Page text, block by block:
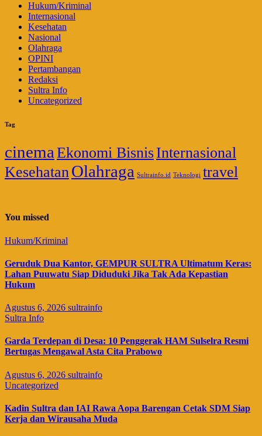
Hukum/Kriminal
Internasional
Kesehatan
Nasional
Olahraga
OPINI
Pertambangan
Redaksi
Sultra Info
Uncategorized
Tag
cinema Ekonomi BisnisInternasional
KesehatanOlahraga Sultrainfo.id Teknologi travel
You missed
Hukum/Kriminal
Geruduk Dua Kantor, GEMPUR SULTRA Ultimatum Keras:
Lahan Puuwatu Siap Diduduki Jika Tak Ada Kepastian
Hukum
Agustus 6, 2026 sultrainfo
Sultra Info
Garda Terdepan di Desa: 10 Penggerak HAM Sulselra Resmi
Bertugas Mengawal Asta Cita Prabowo
Agustus 6, 2026 sultrainfo
Uncategorized
Kadin Sultra dan IAI Rawa Aopa Barengan Cetak SDM Siap
Kerja dan Wirausaha Muda